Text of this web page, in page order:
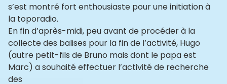
s’est montré fort enthousiaste pour une initiation à
la toporadio.
En fin d’après-midi, peu avant de procéder à la
collecte des balises pour la fin de l’activité, Hugo
(autre petit-fils de Bruno mais dont le papa est
Marc) a souhaité effectuer l’activité de recherche
des